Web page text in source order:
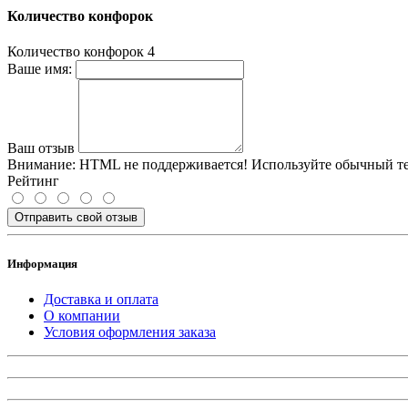
Количество конфорок
Количество конфорок 4
Ваше имя:
Ваш отзыв
Внимание: HTML не поддерживается! Используйте обычный
Рейтинг
Отправить свой отзыв
Информация
Доставка и оплата
О компании
Условия оформления заказа